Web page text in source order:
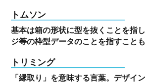
トムソン
基本は箱の形状に型を抜くことを指
ジ等の枠型データのことを指すことも
トリミング
「縁取り」を意味する言葉。デザイ